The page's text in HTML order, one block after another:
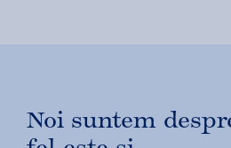
Noi suntem